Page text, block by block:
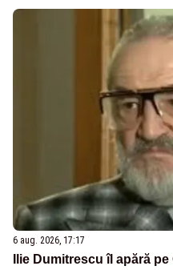
6 aug. 2026, 17:17
Ilie Dumitrescu îl apără